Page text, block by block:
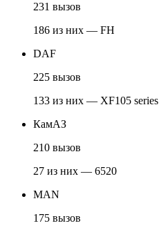
231 вызов
186 из них — FH
DAF
225 вызов
133 из них — XF105 series
КамАЗ
210 вызов
27 из них — 6520
MAN
175 вызов